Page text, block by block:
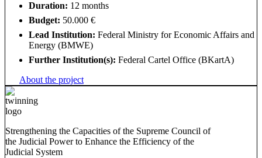
Duration: 12 months
Budget: 50.000 €
Lead Institution: Federal Ministry for Economic Affairs and
Energy (BMWE)
Further Institution(s): Federal Cartel Office (BKartA)
About the project
Strengthening the Capacities of the Supreme Council of
the Judicial Power to Enhance the Efficiency of the
Judicial System